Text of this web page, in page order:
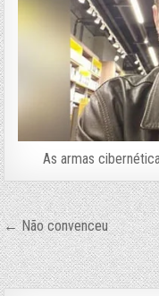
As armas
Navegação
de
Post
← Não convenceu